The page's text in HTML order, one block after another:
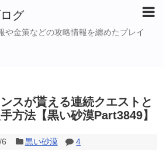
グ
や金策などの攻略情報を纏めたプレイ
スが貰える連続クエストと
方法【黒い砂漠Part3849】
黒い砂漠 4